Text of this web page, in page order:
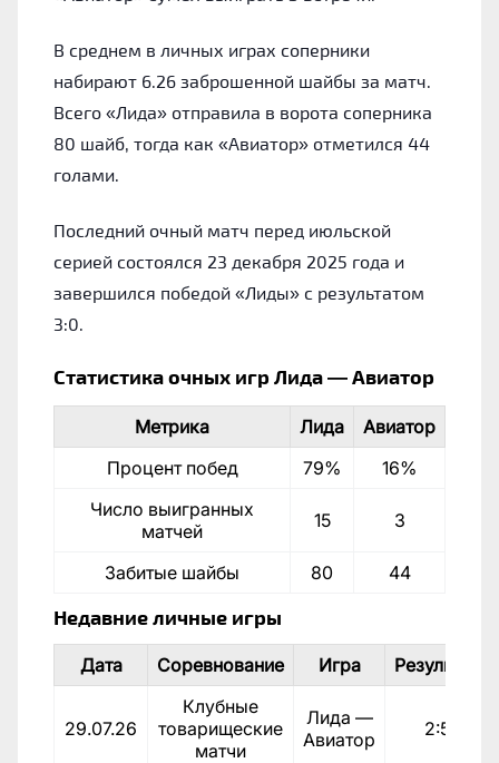
В среднем в личных играх соперники
набирают 6.26 заброшенной шайбы за матч.
Всего «Лида» отправила в ворота соперника
80 шайб, тогда как «Авиатор» отметился 44
голами.
Последний очный матч перед июльской
серией состоялся 23 декабря 2025 года и
завершился победой «Лиды» с результатом
3:0.
Статистика очных игр Лида — Авиатор
Метрика Лида
Авиатор
Процент побед
79%
16%
Число выигранных
матчей
15 3
Забитые шайбы 80 44
Недавние личные игры
Дата Соревнование Игра Результат
29.07.26
Клубные
товарищеские
матчи
Лида —
Авиатор
2:5